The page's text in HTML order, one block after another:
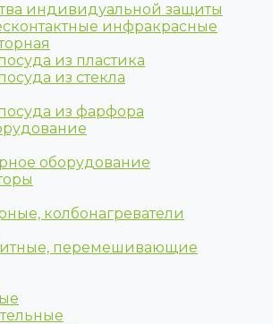
индивидуальной защиты
инфракрасные
из пластика
из стекла
из фарфора
оборудование
колбонагреватели
перемешивающие